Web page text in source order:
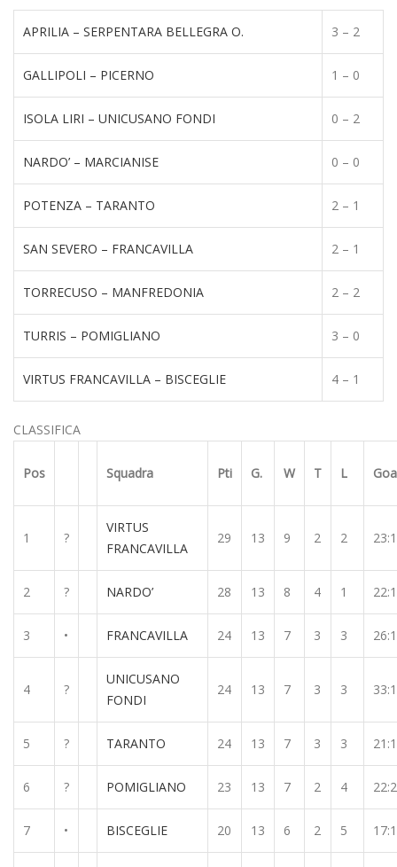
APRILIA – SERPENTARA BELLEGRA O. 3 – 2
GALLIPOLI – PICERNO 1 – 0
ISOLA LIRI – UNICUSANO FONDI 0 – 2
NARDO’ – MARCIANISE 0 – 0
POTENZA – TARANTO 2 – 1
SAN SEVERO – FRANCAVILLA 2 – 1
TORRECUSO – MANFREDONIA 2 – 2
TURRIS – POMIGLIANO 3 – 0
VIRTUS FRANCAVILLA – BISCEGLIE 4 – 1
CLASSIFICA
Pos Squadra Pti G. W T L
1 ?
VIRTUS
FRANCAVILLA
29 13 9 2 2
2 ? NARDO’ 28 13 8 4 1
3 • FRANCAVILLA 24 13 7 3 3
4 ?
UNICUSANO
FONDI
24 13 7 3 3
5 ? TARANTO 24 13 7 3 3
6 ? POMIGLIANO 23 13 7 2 4
7 • BISCEGLIE 20 13 6 2 5